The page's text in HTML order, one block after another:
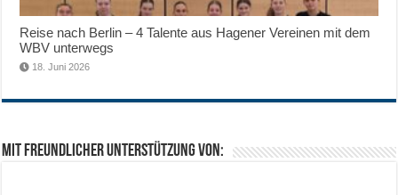
Reise nach Berlin – 4 Talente aus Hagener Vereinen mit dem
WBV unterwegs
18. Juni 2026
Mit freundlicher Unterstützung von: